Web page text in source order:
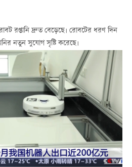
রপ্তানি দ্রুত বেড়েছে। রোবটের ধরণ দিন
নতুন সুযোগ সৃষ্টি করেছে।